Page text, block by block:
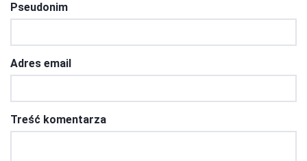
Pseudonim
Adres email
Treść komentarza